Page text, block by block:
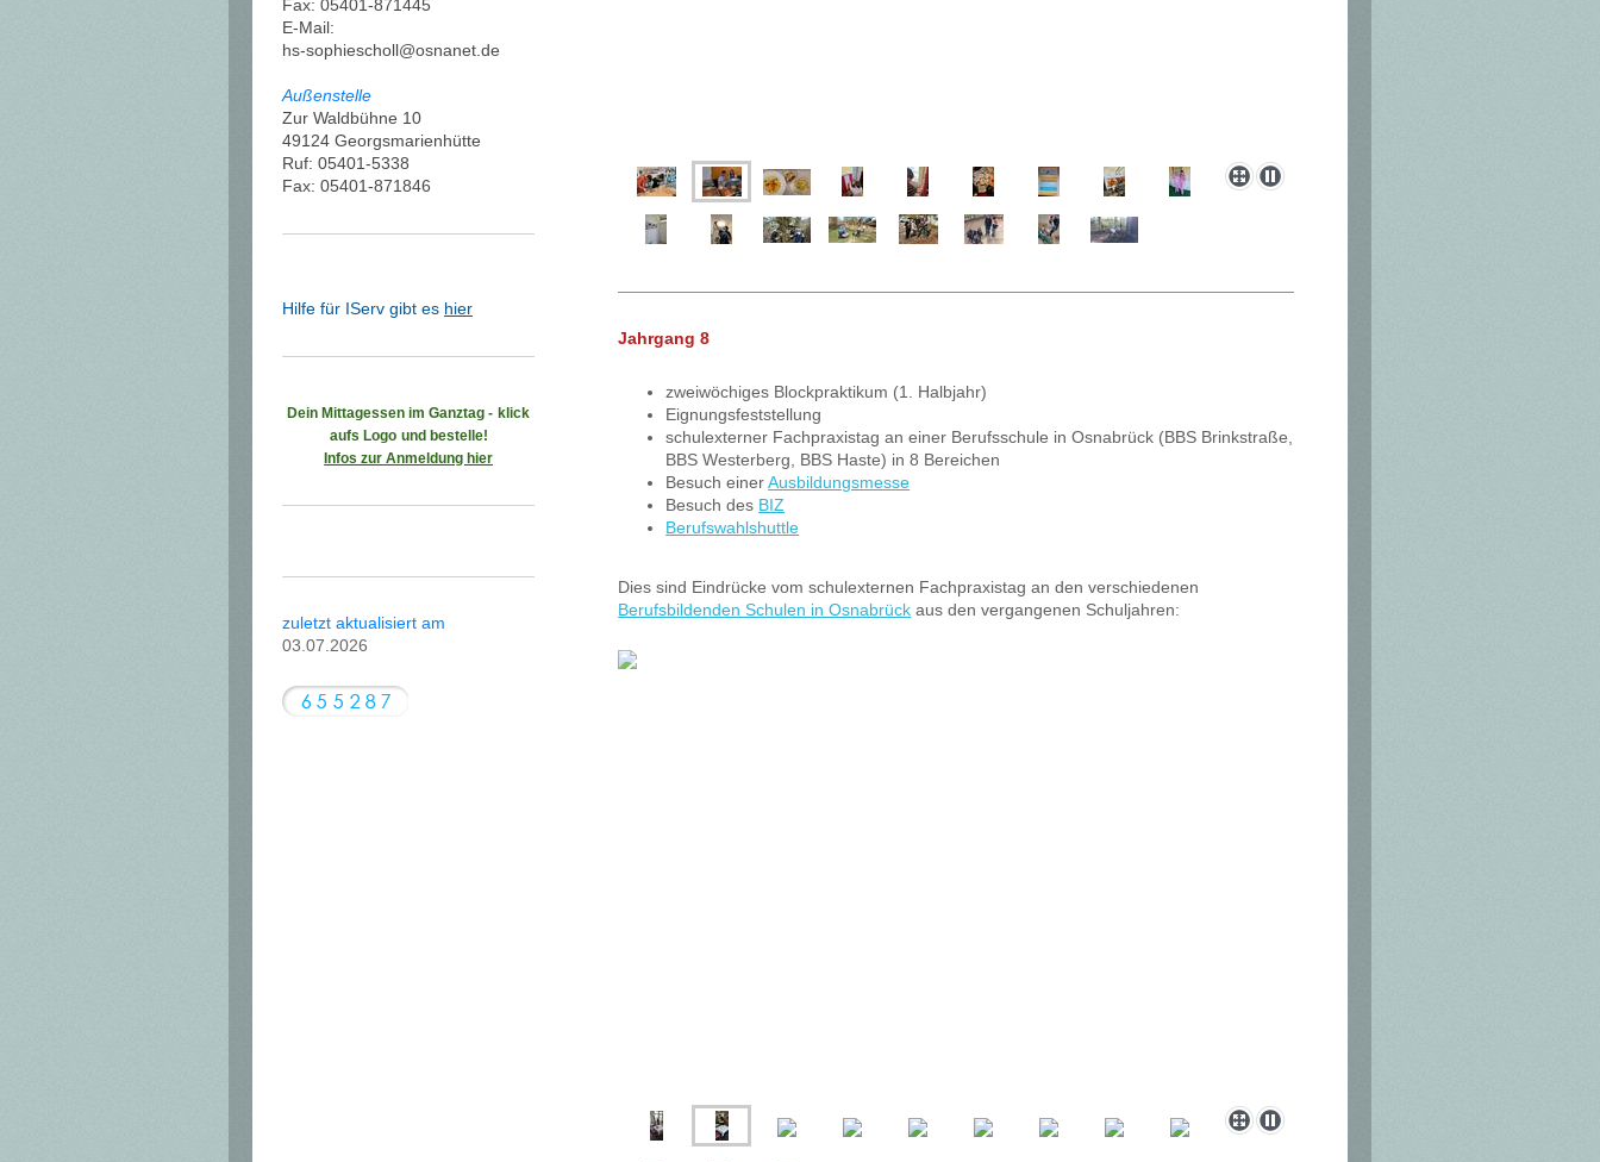
Jahrgang 8
zweiwöchiges Blockpraktikum (1. Halbjahr)
Eignungsfeststellung
schulexterner Fachpraxistag an einer Berufsschule in Osnabrück (BBS Brinkstraße,
BBS Westerberg, BBS Haste) in 8 Bereichen
Besuch einerAusbildungsmesse
Besuch des BIZ
Berufswahlshuttle
Dies sind Eindrücke vom schulexternen Fachpraxistag an den verschiedenen
Berufsbildenden Schulen in Osnabrück aus den vergangenen Schuljahren:
Fax: 05401-871445
E-Mail:
hs-sophiescholl@osnanet.de
Außenstelle
Zur Waldbühne 10
49124 Georgsmarienhütte
Ruf: 05401-5338
Fax: 05401-871846
Hilfe für IServ gibt es hier
Dein Mittagessen im Ganztag - klick
aufs Logo und bestelle!
Infos zur Anmeldung hier
zuletzt aktualisiert am
03.07.2026